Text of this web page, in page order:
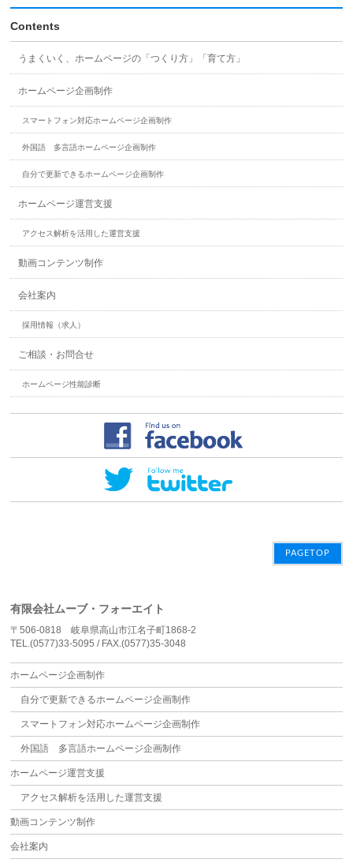
Contents
うまくいく、ホームページの「つくり方」「育て方」
ホームページ企画制作
スマートフォン対応ホームページ企画制作
外国語 多言語ホームページ企画制作
自分で更新できるホームページ企画制作
ホームページ運営支援
アクセス解析を活用した運営支援
動画コンテンツ制作
会社案内
採用情報（求人）
ご相談・お問合せ
ホームページ性能診断
PAGETOP
有限会社ムーブ・フォーエイト
〒506-0818 岐阜県高山市江名子町1868-2
TEL.(0577)33-5095 / FAX.(0577)35-3048
ホームページ企画制作
自分で更新できるホームページ企画制作
スマートフォン対応ホームページ企画制作
外国語 多言語ホームページ企画制作
ホームページ運営支援
アクセス解析を活用した運営支援
動画コンテンツ制作
会社案内